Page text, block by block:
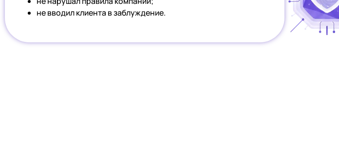
не вводил клиента в заблуждение.